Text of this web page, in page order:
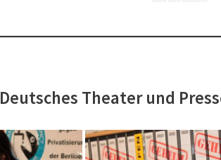
Deutsches Theater und